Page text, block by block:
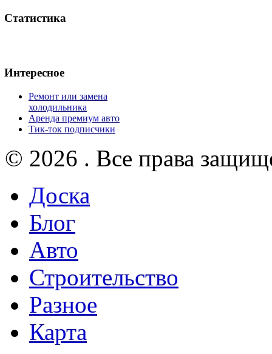
Статистика
Интересное
Ремонт или замена
холодильника
Аренда премиум авто
Тик-ток подписчики
© 2026 . Все права
Доска
Блог
Авто
Строительство
Разное
Карта